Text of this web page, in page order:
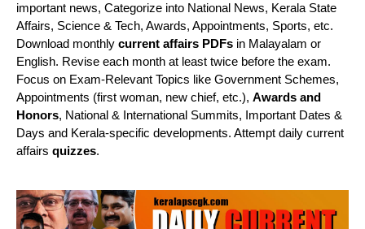
important news, Categorize into National News, Kerala State
Affairs, Science & Tech, Awards, Appointments, Sports, etc.
Download monthly current affairs PDFs in Malayalam or
English. Revise each month at least twice before the exam.
Focus on Exam-Relevant Topics like Government Schemes,
Appointments (first woman, new chief, etc.), Awards and
Honors, National & International Summits, Important Dates &
Days and Kerala-specific developments. Attempt daily current
affairs quizzes.